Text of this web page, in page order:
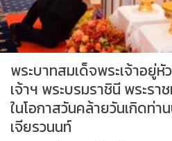
พระบาทสมเด็จพระเจ้าอยู่หั
เจ้าฯ พระบรมราชินี พระรา
ในโอกาสวันคล้ายวันเกิดท่า
เจียรวนนท์